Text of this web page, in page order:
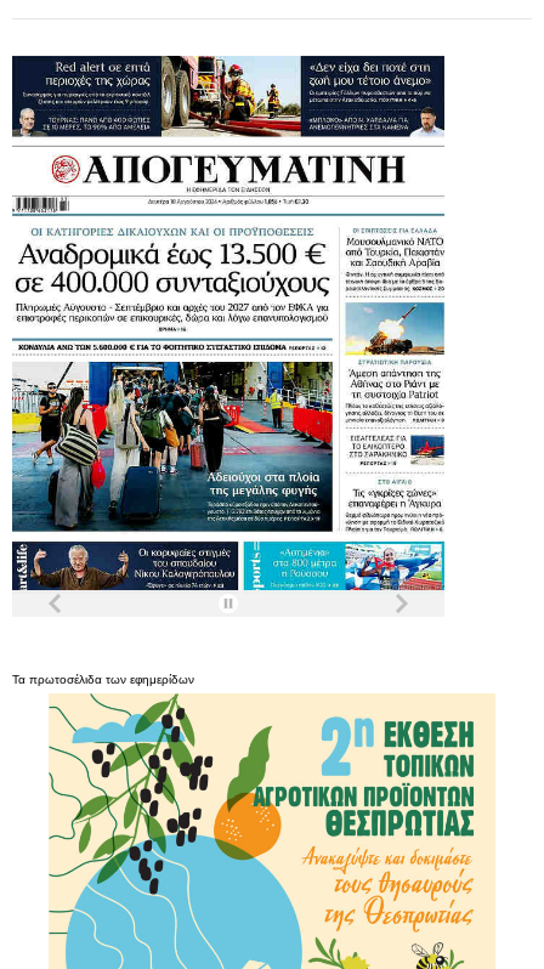
Τα πρωτοσέλιδα των εφημερίδων